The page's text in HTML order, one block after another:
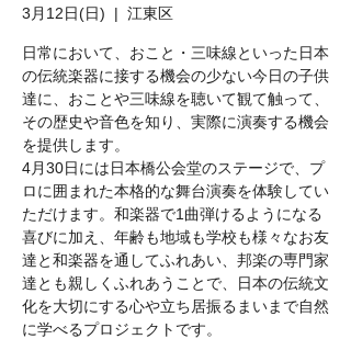
3月12日(日)
  |
江東区
日常において、おこと・三味線といった日本
の伝統楽器に接する機会の少ない今日の子供
達に、おことや三味線を聴いて観て触って、
その歴史や音色を知り、実際に演奏する機会
を提供します。
4月30日には日本橋公会堂のステージで、プ
ロに囲まれた本格的な舞台演奏を体験してい
ただけます。和楽器で1曲弾けるようになる
喜びに加え、年齢も地域も学校も様々なお友
達と和楽器を通してふれあい、邦楽の専門家
達とも親しくふれあうことで、日本の伝統文
化を大切にする心や立ち居振るまいまで自然
に学べるプロジェクトです。